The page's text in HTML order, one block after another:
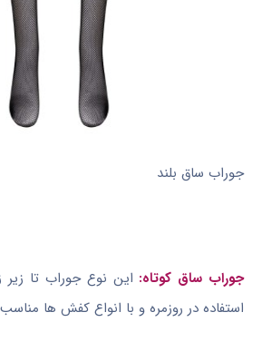
جوراب ساق بلند
جوراب ساق کوتاه: این نوع جوراب تا زیر
استفاده در روزمره و با انواع کفش ها